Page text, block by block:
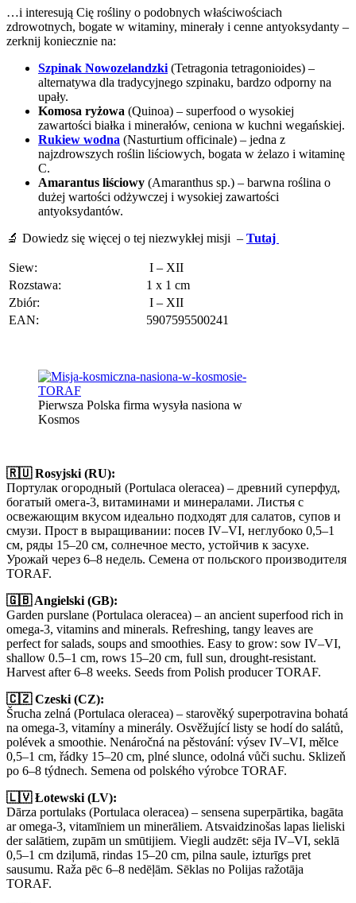
…i interesują Cię rośliny o podobnych właściwościach
zdrowotnych, bogate w witaminy, minerały i cenne antyoksydanty –
zerknij koniecznie na:
Szpinak Nowozelandzki (Tetragonia tetragonioides) –
alternatywa dla tradycyjnego szpinaku, bardzo odporny na
upały.
Komosa ryżowa (Quinoa) – superfood o wysokiej
zawartości białka i minerałów, ceniona w kuchni wegańskiej.
Rukiew wodna (Nasturtium officinale) – jedna z
najzdrowszych roślin liściowych, bogata w żelazo i witaminę
C.
Amarantus liściowy (Amaranthus sp.) – barwna roślina o
dużej wartości odżywczej i wysokiej zawartości
antyoksydantów.
🔬 Dowiedz się więcej o tej niezwykłej misji – Tutaj
Siew:
I – XII
Rozstawa:
1 x 1 cm
Zbiór:
I – XII
EAN:
5907595500241
Pierwsza Polska firma wysyła nasiona w
Kosmos
🇷🇺 Rosyjski (RU):
Портулак огородный (Portulaca oleracea) – древний суперфуд,
богатый омега-3, витаминами и минералами. Листья с
освежающим вкусом идеально подходят для салатов, супов и
смузи. Прост в выращивании: посев IV–VI, неглубоко 0,5–1
см, ряды 15–20 см, солнечное место, устойчив к засухе.
Урожай через 6–8 недель. Семена от польского производителя
TORAF.
🇬🇧 Angielski (GB):
Garden purslane (Portulaca oleracea) – an ancient superfood rich in
omega-3, vitamins and minerals. Refreshing, tangy leaves are
perfect for salads, soups and smoothies. Easy to grow: sow IV–VI,
shallow 0.5–1 cm, rows 15–20 cm, full sun, drought-resistant.
Harvest after 6–8 weeks. Seeds from Polish producer TORAF.
🇨🇿 Czeski (CZ):
Šrucha zelná (Portulaca oleracea) – starověký superpotravina bohatá
na omega-3, vitamíny a minerály. Osvěžující listy se hodí do salátů,
polévek a smoothie. Nenáročná na pěstování: výsev IV–VI, mělce
0,5–1 cm, řádky 15–20 cm, plné slunce, odolná vůči suchu. Sklizeň
po 6–8 týdnech. Semena od polského výrobce TORAF.
🇱🇻 Łotewski (LV):
Dārza portulaks (Portulaca oleracea) – sensena superpārtika, bagāta
ar omega-3, vitamīniem un minerāliem. Atsvaidzinošas lapas lieliski
der salātiem, zupām un smūtijiem. Viegli audzēt: sēja IV–VI, seklā
0,5–1 cm dziļumā, rindas 15–20 cm, pilna saule, izturīgs pret
sausumu. Raža pēc 6–8 nedēļām. Sēklas no Polijas ražotāja
TORAF.